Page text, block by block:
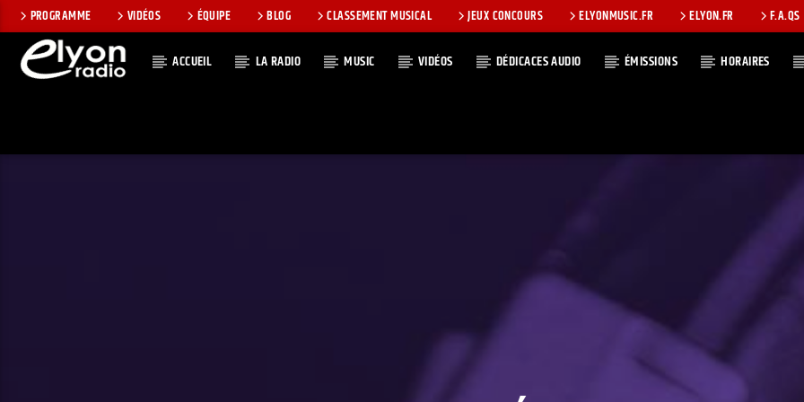
PROGRAMME VIDÉOS ÉQUIPE BLOG CLASSEMENT MUSICAL JEUX CONCOURS ELYONMUSIC.FR ELYON.FR F.A.QS
ACCUEIL LA RADIO MUSIC VIDÉOS DÉDICACES AUDIO ÉMISSIONS HORAIRES